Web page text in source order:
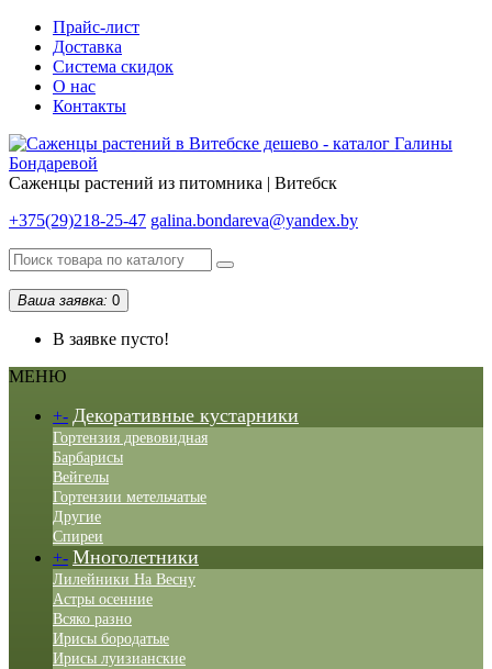
Прайс-лист
Доставка
Система скидок
О нас
Контакты
Саженцы растений из питомника | Витебск
+375(29)218-25-47 galina.bondareva@yandex.by
Ваша заявка: 0
В заявке пусто!
МЕНЮ
+- Декоративные кустарники
Гортензия древовидная
Барбарисы
Вейгелы
Гортензии метельчатые
Другие
Спиреи
+- Многолетники
Лилейники На Весну
Астры осенние
Всяко разно
Ирисы бородатые
Ирисы луизианские